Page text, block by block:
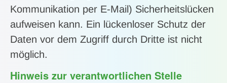
Kommunikation per E-Mail) Sicherheitslücken
aufweisen kann. Ein lückenloser Schutz der
Daten vor dem Zugriff durch Dritte ist nicht
möglich.
Hinweis zur verantwortlichen Stelle